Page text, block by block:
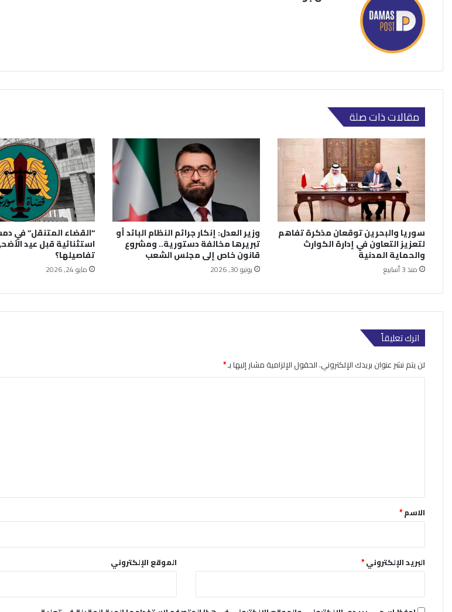
مقالات ذات صلة
سوريا والبحرين توقعان مذكرة تفاهم
لتعزيز التعاون في إدارة الكوارث
والحماية المدنية
منذ 3 أسابيع
وزير العدل: إنكار جرائم النظام البائد أو
تبريرها مخالفة دستورية.. ومشروع
قانون خاص إلى مجلس الشعب
يونيو 30, 2026
“القضاء المتنقل” في
استثنائية قبل عيد
تفاصيلها؟
مايو 24, 2026
اترك تعليقاً
لن يتم نشر عنوان بريدك الإلكتروني.الحقول الإلزامية مشار إليها بـ*
*الاسم*
البريد الإلكتروني* الموقع الإلكتروني